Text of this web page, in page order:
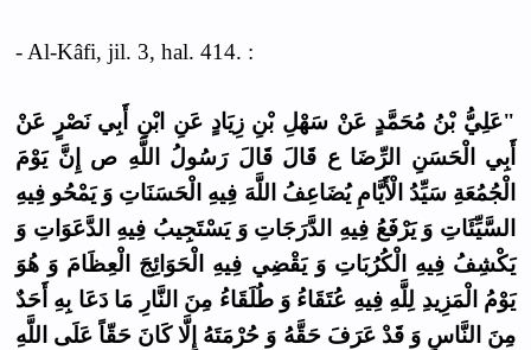
- Al-Kâfi, jil. 3, hal. 414. :
"عَلِيُّ بْنُ مُحَمَّدٍ عَنْ سَهْلِ بْنِ زِيَادٍ عَنِ ابْنِ أَبِي نَصْرٍ عَنْ
أَبِي الْحَسَنِ الرِّضَا ع قَالَ قَالَ رَسُولُ اللَّهِ ص إِنَّ يَوْمَ
الْجُمُعَةِ سَيِّدُ الْأَيَّامِ يُضَاعِفُ اللَّهَ فِيهِ الْحَسَنَاتِ وَ يَمْحُو فِيهِ
السَّيِّئَاتِ وَ يَرْفَعُ فِيهِ الدَّرَجَاتِ وَ يَسْتَجِيبُ فِيهِ الدَّعَوَاتِ وَ
يَكْشِفُ فِيهِ الْكُرُبَاتِ وَ يَقْضِي فِيهِ الْحَوَائِجَ الْعِظَامَ وَ هُوَ
يَوْمُ الْمَزِيدِ لِلَّهِ فِيهِ عُتَقَاءُ وَ طُلَقَاءُ مِنَ النَّارِ مَا دَعَا بِهِ أَحَدٌ
مِنَ النَّاسِ وَ قَدْ عَرَفَ حَقَّهُ وَ حُرْمَتَهُ إِلَّا كَانَ حَقّاً عَلَى اللَّهِ